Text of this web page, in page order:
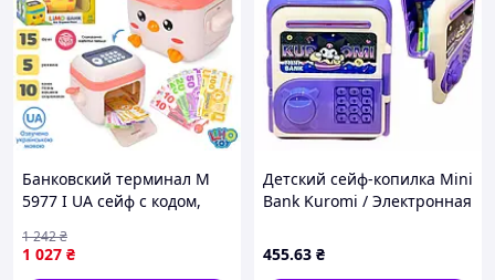
Банковский терминал M
5977 I UA сейф с кодом,
купюры,2 цвета,муз.
(укр.),бат.,кор.
1 027 ₴
1 242₴
Детский сейф-копилка Mini
Bank Kuromi / Электронная
455.63 ₴